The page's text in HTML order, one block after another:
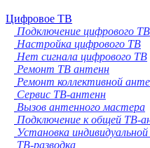
Цифровое ТВ
Подключение цифрового ТВ
Настройка цифрового ТВ
Нет сигнала цифрового ТВ
Ремонт ТВ антенн
Ремонт коллективной
Сервис ТВ-антенн
Вызов антенного мастера
Подключение к общей ТВ-
Установка
ТВ-разводка